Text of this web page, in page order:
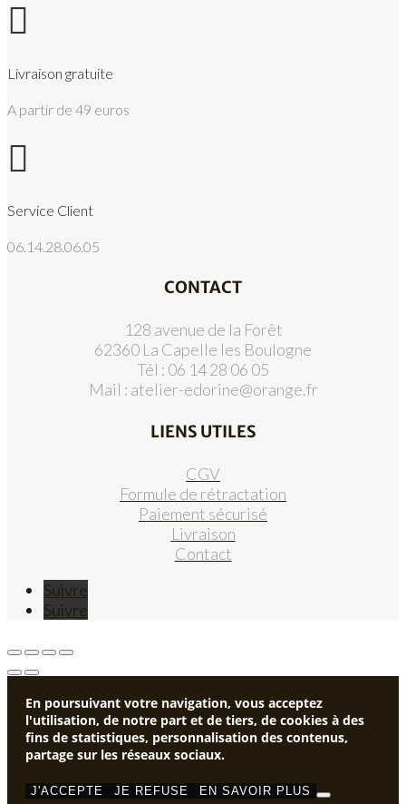

Livraison gratuite
A partir de 49 euros

Service Client
06.14.28.06.05
CONTACT
128 avenue de la Forêt
62360 La Capelle les Boulogne
Tél : 06 14 28 06 05
Mail : atelier-edorine@orange.fr
LIENS UTILES
CGV
Formule de rétractation
Paiement sécurisé
Livraison
Contact
Suivre
Suivre
En poursuivant votre navigation, vous acceptez
l'utilisation, de notre part et de tiers, de cookies à des
fins de statistiques, personnalisation des contenus,
partage sur les réseaux sociaux.
J'ACCEPTE JE REFUSE EN SAVOIR PLUS